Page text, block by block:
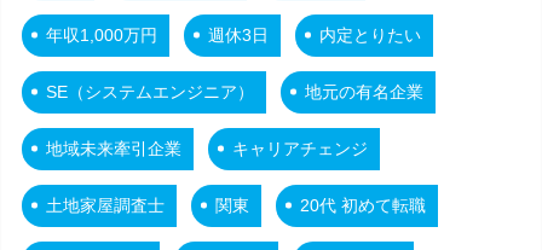
年収1,000万円 週休3日 内定とりたい
SE（システムエンジニア） 地元の有名企業
地域未来牽引企業 キャリアチェンジ
土地家屋調査士 関東 20代 初めて転職